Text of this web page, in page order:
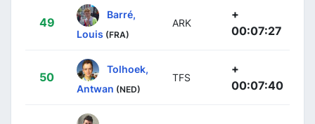
49
Barré,
Louis (FRA)
ARK
+
00:07:27
50
Tolhoek,
Antwan (NED)
TFS
+
00:07:40